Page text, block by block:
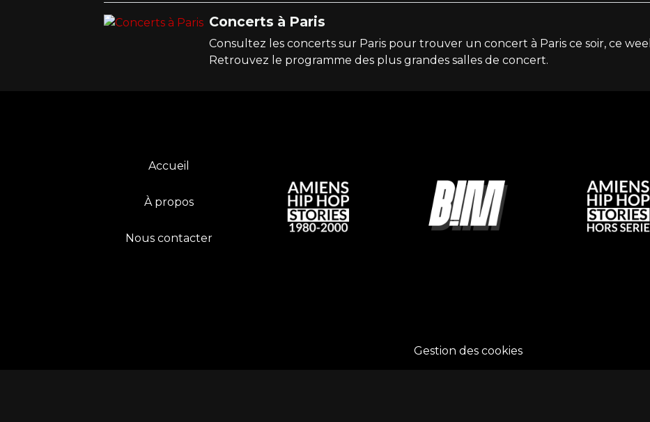
Concerts à Paris
Consultez les concerts sur Paris pour trouver un concert à Paris ce soir, ce
Retrouvez le programme des plus grandes salles de concert.
Accueil
À propos
Nous contacter
Gestion des cookies